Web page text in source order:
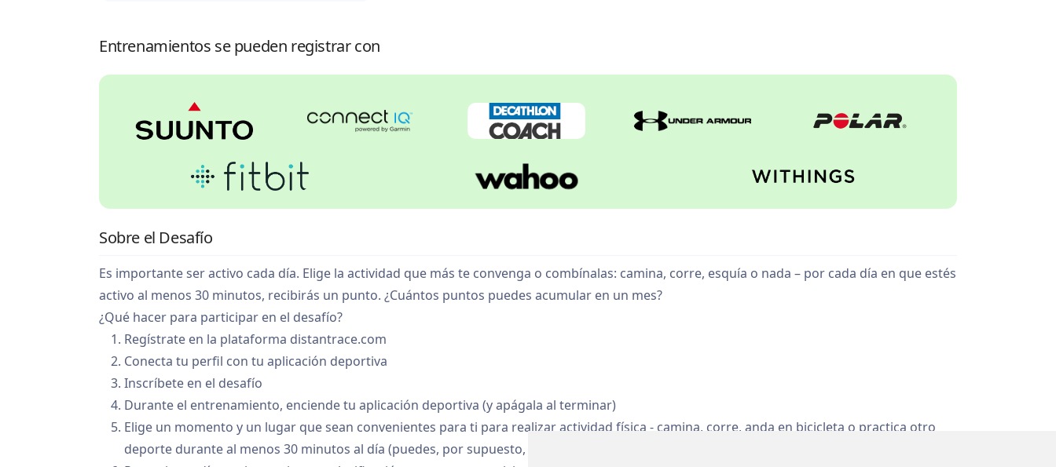
Entrenamientos se pueden registrar con
Sobre el Desafío
Es importante ser activo cada día. Elige la actividad que más te convenga o combínalas: camina, corre, esquía o nada – por cada día en que estés
activo al menos 30 minutos, recibirás un punto. ¿Cuántos puntos puedes acumular en un mes?
¿Qué hacer para participar en el desafío?
Regístrate en la plataforma distantrace.com
Conecta tu perfil con tu aplicación deportiva
Inscríbete en el desafío
Durante el entrenamiento, enciende tu aplicación deportiva (y apágala al terminar)
Elige un momento y un lugar que sean convenientes para ti para realizar actividad física - camina, corre, anda en bicicleta o practica otro
deporte durante al menos 30 minutos al día (puedes, por supuesto, más). Obtén un punto por cada día activo